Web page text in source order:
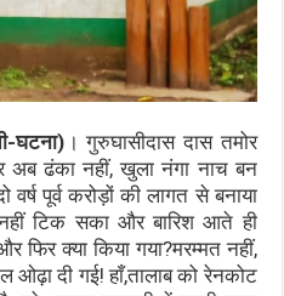
घटना) । गुरुघासीदास दास तमोर
अब ढंका नहीं, खुला नंगा नाच बन
वर्ष पूर्व करोड़ों की लागत से बनाया
नहीं टिक सका और बारिश आते ही
फिर क्या किया गया?मरम्मत नहीं,
ओढ़ा दी गई! हाँ,तालाब को रेनकोट